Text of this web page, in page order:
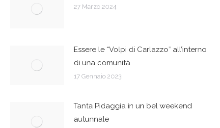
27 Marzo 2024
Essere le “Volpi di Carlazzo” all’interno
di una comunità.
17 Gennaio 2023
Tanta Pidaggia in un bel weekend
autunnale